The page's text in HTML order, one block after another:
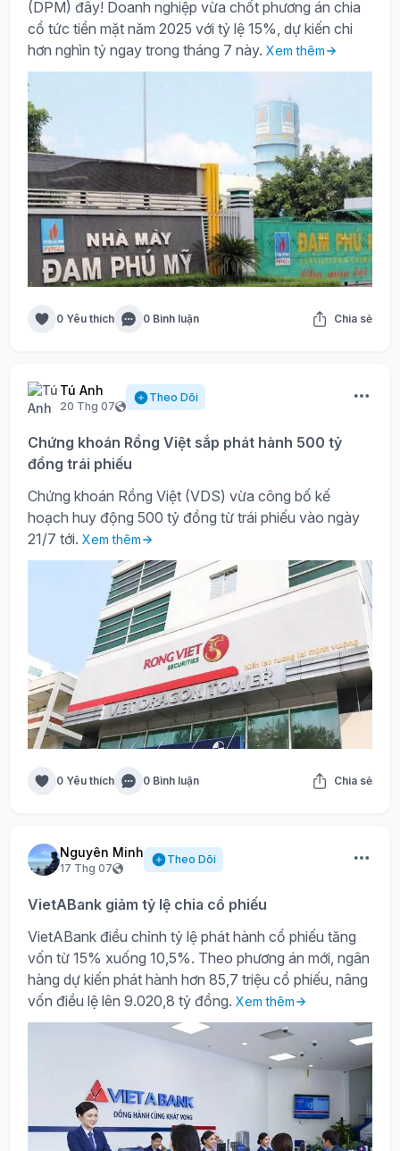
(DPM) đây! Doanh nghiệp vừa chốt phương án chia
cổ tức tiền mặt năm 2025 với tỷ lệ 15%, dự kiến chi
hơn nghìn tỷ ngay trong tháng 7 này. Xem thêm
0 Yêu thích 0 Bình luận Chia sẻ
Tú Anh
20 Thg 07
Theo Dõi
Chứng khoán Rồng Việt sắp phát hành 500 tỷ
đồng trái phiếu
Chứng khoán Rồng Việt (VDS) vừa công bố kế
hoạch huy động 500 tỷ đồng từ trái phiếu vào ngày
21/7 tới. Xem thêm
0 Yêu thích 0 Bình luận Chia sẻ
Nguyên Minh
17 Thg 07
Theo Dõi
VietABank giảm tỷ lệ chia cổ phiếu
VietABank điều chỉnh tỷ lệ phát hành cổ phiếu tăng
vốn từ 15% xuống 10,5%. Theo phương án mới, ngân
hàng dự kiến phát hành hơn 85,7 triệu cổ phiếu, nâng
vốn điều lệ lên 9.020,8 tỷ đồng. Xem thêm